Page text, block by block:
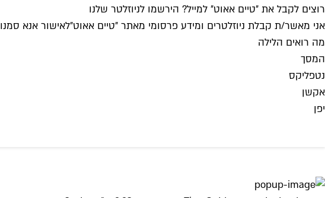
רוצים לקבל את ״טיים אאוט״ למייל? הירשמו לניוזלטר שלנו
אני מאשר/ת קבלת ניוזלטרים ומידע פרסומי מאתר ״טיים אאוט״לאישור אנא סמנו
מה רואים הלילה
המסך
נטפליקס
אקשן
יפן